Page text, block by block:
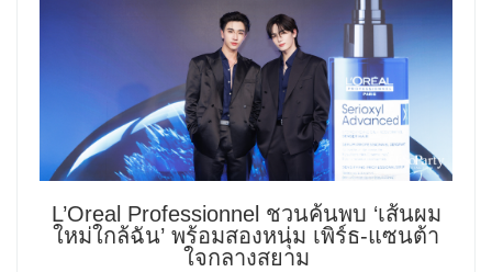
L’Oreal Professionnel ชวนค้นพบ ‘เส้นผม
ใหม่ใกล้ฉัน’ พร้อมสองหนุ่ม เพิร์ธ-แซนต้า
ใจกลางสยาม